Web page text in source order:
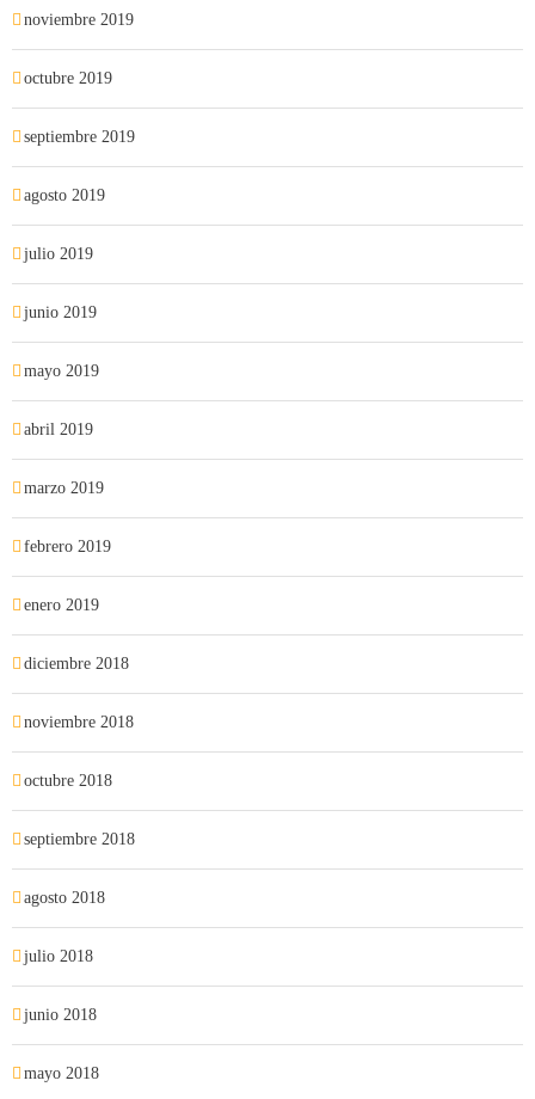
noviembre 2019
octubre 2019
septiembre 2019
agosto 2019
julio 2019
junio 2019
mayo 2019
abril 2019
marzo 2019
febrero 2019
enero 2019
diciembre 2018
noviembre 2018
octubre 2018
septiembre 2018
agosto 2018
julio 2018
junio 2018
mayo 2018